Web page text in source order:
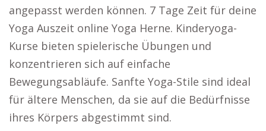
angepasst werden können. 7 Tage Zeit für deine
Yoga Auszeit online Yoga Herne. Kinderyoga-
Kurse bieten spielerische Übungen und
konzentrieren sich auf einfache
Bewegungsabläufe. Sanfte Yoga-Stile sind ideal
für ältere Menschen, da sie auf die Bedürfnisse
ihres Körpers abgestimmt sind.